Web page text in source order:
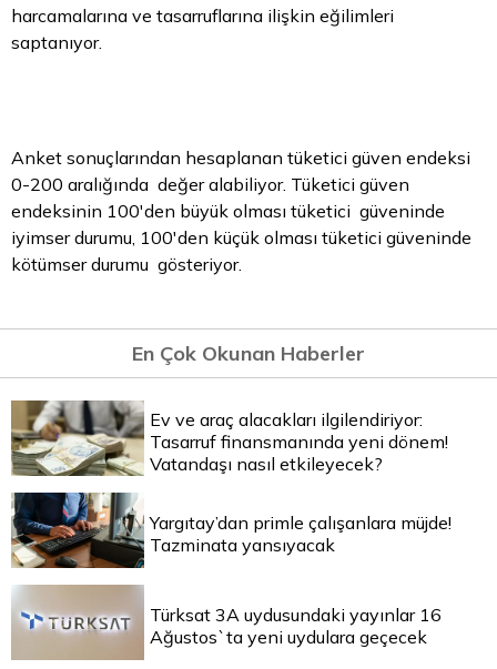
harcamalarına ve tasarruflarına ilişkin eğilimleri
saptanıyor.
Anket sonuçlarından hesaplanan tüketici güven endeksi
0-200 aralığında değer alabiliyor. Tüketici güven
endeksinin 100'den büyük olması tüketici güveninde
iyimser durumu, 100'den küçük olması tüketici güveninde
kötümser durumu gösteriyor.
En Çok Okunan Haberler
Ev ve araç alacakları ilgilendiriyor:
Tasarruf finansmanında yeni dönem!
Vatandaşı nasıl etkileyecek?
Yargıtay’dan primle çalışanlara müjde!
Tazminata yansıyacak
Türksat 3A uydusundaki yayınlar 16
Ağustos`ta yeni uydulara geçecek